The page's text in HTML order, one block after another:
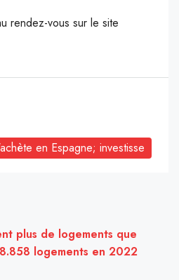
rendez-vous sur le site
en Espagne; investisse
plus de logements que
logements en 2022